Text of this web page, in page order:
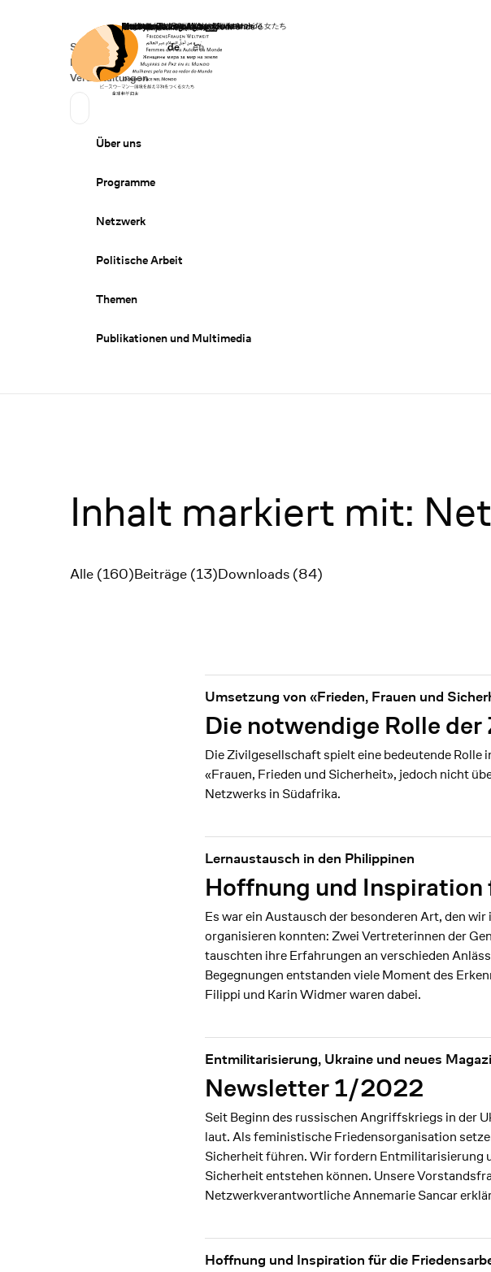
Startseite
Secondary Navigation
Spenden
News
Veranstaltungen
Sprache wechseln
Deutsch
de English
en
Primary Navigation
Über uns
Programme
Netzwerk
Politische Arbeit
Themen
Publikationen und Multimedia
Inhalt markiert mit:
Filter
Alle (160)Beiträge (13)Downloads (84)
Die notwendige Rolle
Umsetzung von «Frieden, Frauen und
Die Zivilgesellschaft spielt eine bedeutende
«Frauen, Frieden und Sicherheit», jedoch nicht
Netzwerks in Südafrika.
Hoffnung und
Lernaustausch in den Philippinen
Es war ein Austausch der besonderen Art, den
organisieren konnten: Zwei Vertreterinnen der
tauschten ihre Erfahrungen an verschieden
Begegnungen entstanden viele Moment des
Filippi und Karin Widmer waren dabei.
Newsletter 1/2022
Entmilitarisierung, Ukraine und neues
Seit Beginn des russischen Angriffskriegs in der
laut. Als feministische Friedensorganisation
Sicherheit führen. Wir fordern Entmilitarisierung
Sicherheit entstehen können. Unsere
Netzwerkverantwortliche Annemarie Sancar
Hoffnung und Inspiration für die